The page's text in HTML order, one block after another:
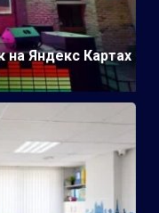
на Яндекс Картах